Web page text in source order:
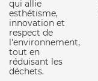
qui allie
esthétisme,
innovation et
respect de
l'environnement,
tout en
réduisant les
déchets.